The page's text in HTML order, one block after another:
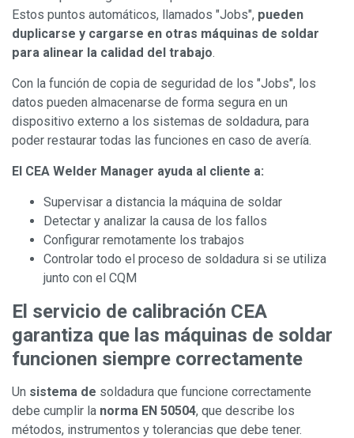
Estos puntos automáticos, llamados "Jobs", pueden
duplicarse y cargarse en otras máquinas de soldar
para alinear la calidad del trabajo.
Con la función de copia de seguridad de los "Jobs", los
datos pueden almacenarse de forma segura en un
dispositivo externo a los sistemas de soldadura, para
poder restaurar todas las funciones en caso de avería.
El CEA Welder Manager ayuda al cliente a:
Supervisar a distancia la máquina de soldar
Detectar y analizar la causa de los fallos
Configurar remotamente los trabajos
Controlar todo el proceso de soldadura si se utiliza
junto con el CQM
El servicio de calibración CEA
garantiza que las máquinas de soldar
funcionen siempre correctamente
Un sistema de soldadura que funcione correctamente
debe cumplir la norma EN 50504, que describe los
métodos, instrumentos y tolerancias que debe tener.